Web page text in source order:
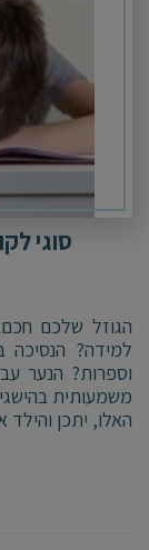
סוגי
הגוזל שלכם
וספרות? הנער
משמעותית
האלו, יתכן והילד